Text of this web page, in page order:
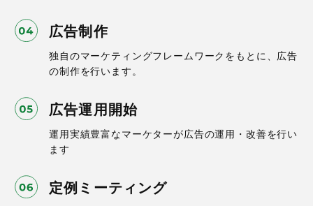
広告制作
独自のマーケティングフレームワークをもとに、広告
の制作を行います。
広告運用開始
運用実績豊富なマーケターが広告の運用・改善を行い
ます
定例ミーティング